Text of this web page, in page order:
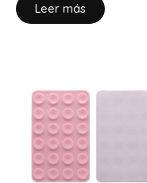
Leer más